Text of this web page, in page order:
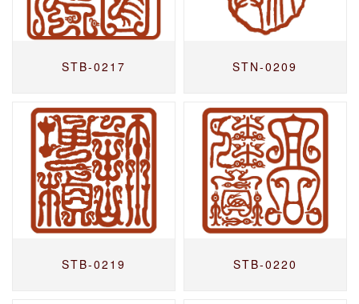
STB-0217 STN-0209
STB-0219 STB-0220